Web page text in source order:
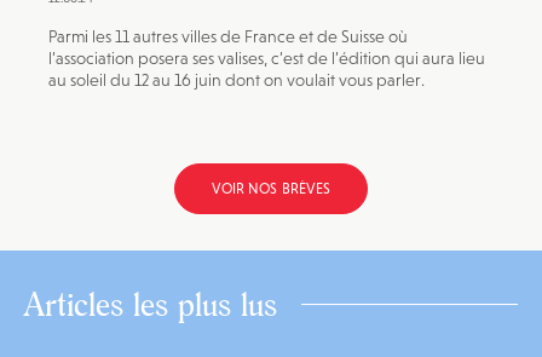
Parmi les 11 autres villes de France et de Suisse où
l’association posera ses valises, c’est de l’édition qui aura lieu
au soleil du 12 au 16 juin dont on voulait vous parler.
VOIR NOS BRÈVES
Articles les plus lus